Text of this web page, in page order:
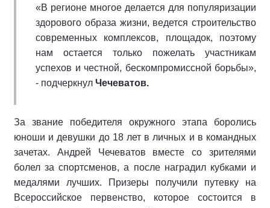
«В регионе многое делается для популяризации
здорового образа жизни, ведется строительство
современных комплексов, площадок, поэтому
нам остается только пожелать участникам
успехов и честной, бескомпромиссной борьбы»,
- подчеркнул Чечеватов.
За звание победителя окружного этапа боролись
юноши и девушки до 18 лет в личных и в командных
зачетах. Андрей Чечеватов вместе со зрителями
болел за спортсменов, а после наградил кубками и
медалями лучших. Призеры получили путевку на
Всероссийское первенство, которое состоится в